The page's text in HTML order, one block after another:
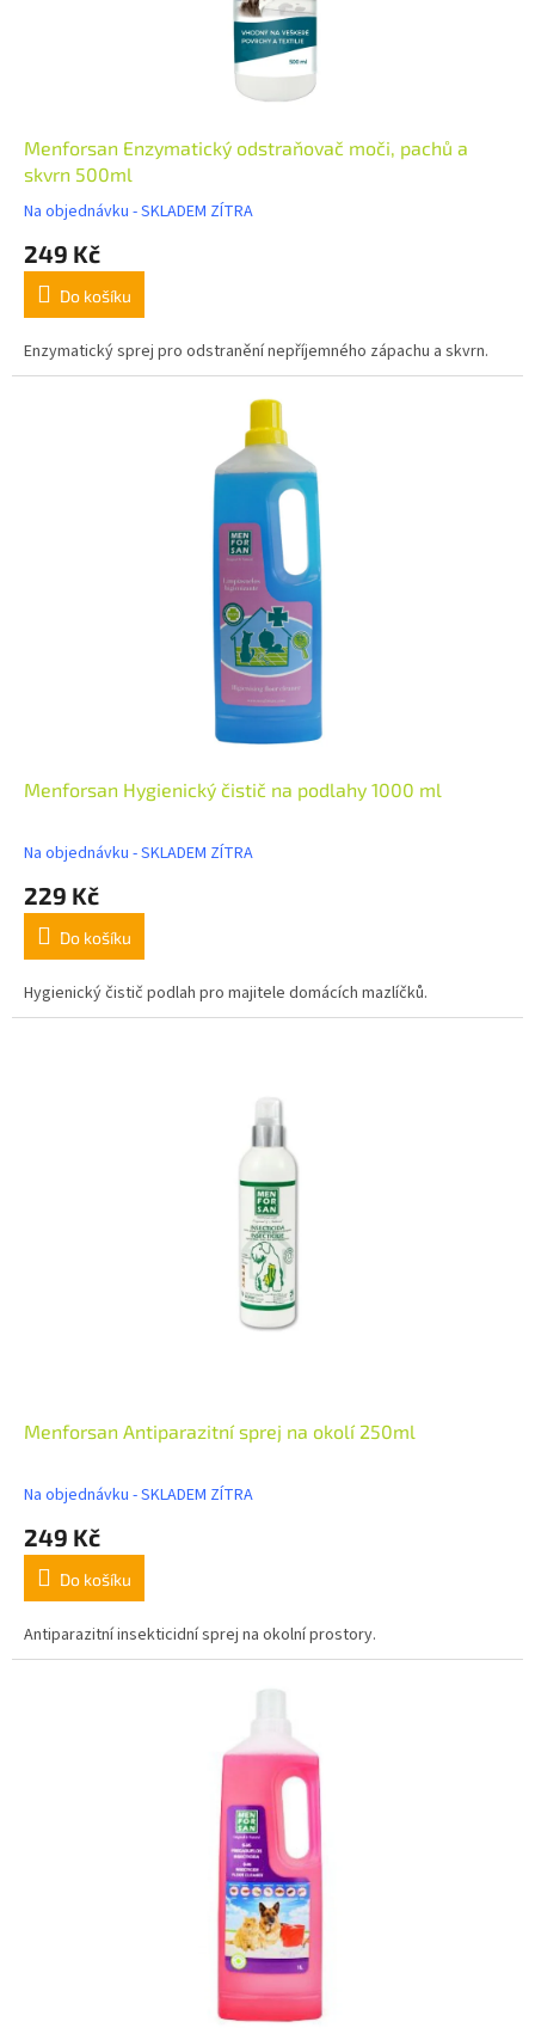
Menforsan Enzymatický odstraňovač moči, pachů a
skvrn 500ml
Na objednávku - SKLADEM ZÍTRA
249 Kč
Do košíku
Enzymatický sprej pro odstranění nepříjemného zápachu a skvrn.
Menforsan Hygienický čistič na podlahy 1000 ml
Na objednávku - SKLADEM ZÍTRA
229 Kč
Do košíku
Hygienický čistič podlah pro majitele domácích mazlíčků.
Menforsan Antiparazitní sprej na okolí 250ml
Na objednávku - SKLADEM ZÍTRA
249 Kč
Do košíku
Antiparazitní insekticidní sprej na okolní prostory.